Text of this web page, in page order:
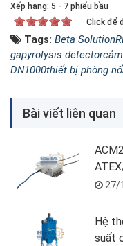
Xếp hạng: 5 - 7 phiếu bầu
Click để
Tags: Beta Solution
gapyrolysis detector
DN1000thiết bị phòng nổ
Bài viết liên quan
27/
Hệ
suất